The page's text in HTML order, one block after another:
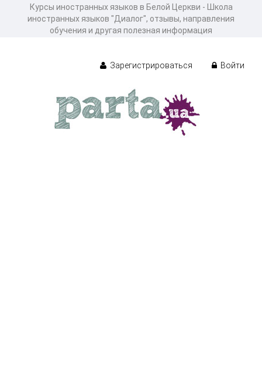
Курсы иностранных языков в Белой Церкви - Школа
иностранных языков "Диалог", отзывы, направления
обучения и другая полезная информация
Зарегистрироваться Войти